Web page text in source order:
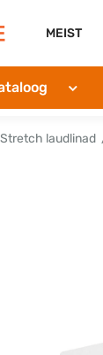
MEIST
Stretch laudlinad